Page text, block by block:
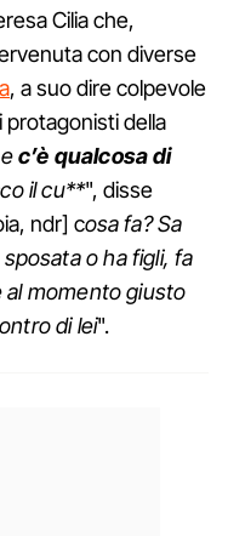
Cilia che,
con diverse
, a suo dire colpevole
protagonisti della
c’è qualcosa di
il cu**", disse
ndr] cosa fa? Sa
o ha figli, fa
al momento giusto
di lei".